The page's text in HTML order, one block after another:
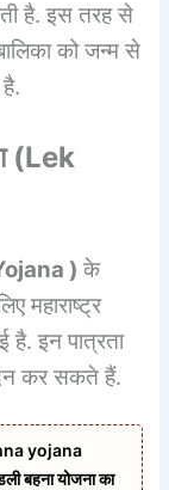
है. इस तरह से
को जन्म से
(Lek
)के
महाराष्ट्र
है. इन पात्रता
कर सकते हैं.
yojana
बहना योजना का